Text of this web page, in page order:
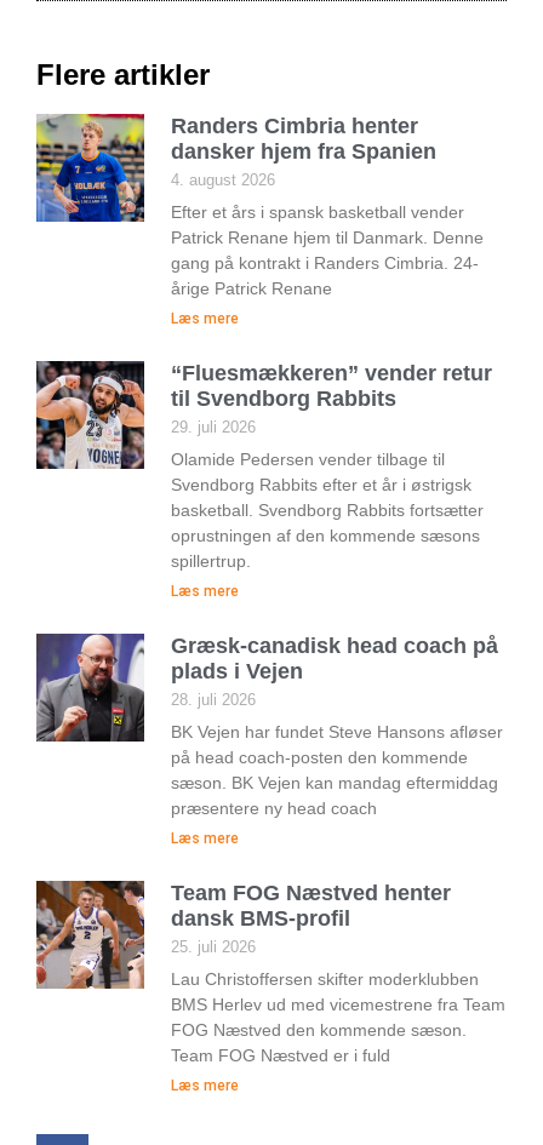
Flere artikler
Randers Cimbria henter
dansker hjem fra Spanien
4. august 2026
Efter et års i spansk basketball vender
Patrick Renane hjem til Danmark. Denne
gang på kontrakt i Randers Cimbria. 24-
årige Patrick Renane
Læs mere
“Fluesmækkeren” vender retur
til Svendborg Rabbits
29. juli 2026
Olamide Pedersen vender tilbage til
Svendborg Rabbits efter et år i østrigsk
basketball. Svendborg Rabbits fortsætter
oprustningen af den kommende sæsons
spillertrup.
Læs mere
Græsk-canadisk head coach på
plads i Vejen
28. juli 2026
BK Vejen har fundet Steve Hansons afløser
på head coach-posten den kommende
sæson. BK Vejen kan mandag eftermiddag
præsentere ny head coach
Læs mere
Team FOG Næstved henter
dansk BMS-profil
25. juli 2026
Lau Christoffersen skifter moderklubben
BMS Herlev ud med vicemestrene fra Team
FOG Næstved den kommende sæson.
Team FOG Næstved er i fuld
Læs mere